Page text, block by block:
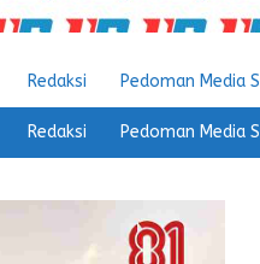
Redaksi Pedoman Media
Redaksi Pedoman Media